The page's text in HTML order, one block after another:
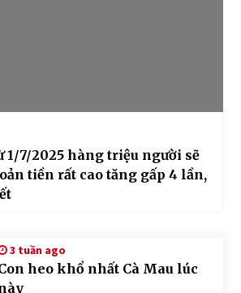
1/7/2025 hàng triệu người sẽ
tiền rất cao tăng gấp 4 lần,
3 tuần ago
heo khổ nhất Cà Mau lúc